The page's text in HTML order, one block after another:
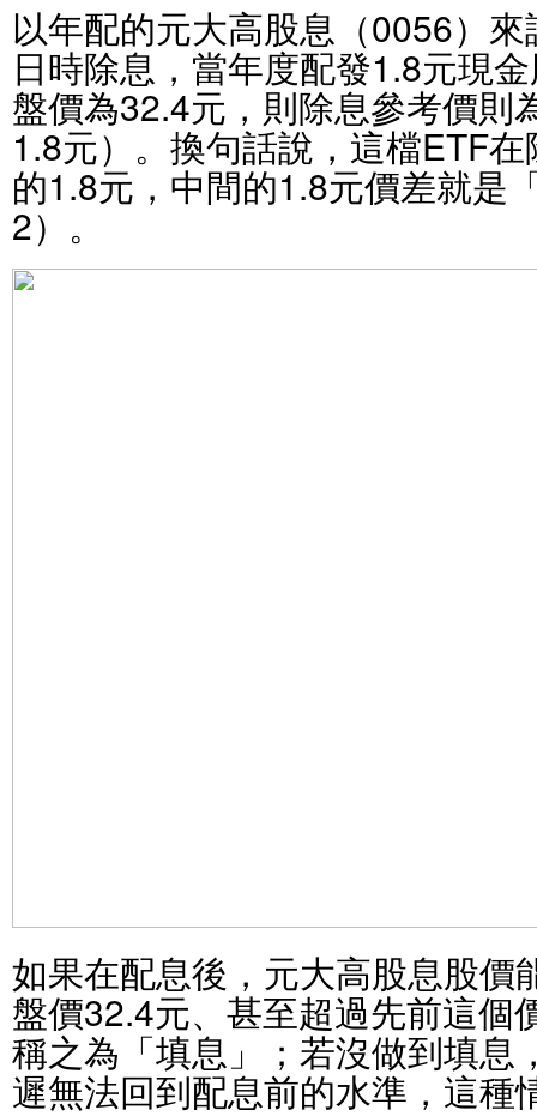
以年配的元大高股息（0056）
日時除息，當年度配發1.8元現
盤價為32.4元，則除息參考價則
1.8元）。換句話說，這檔ETF
的1.8元，中間的1.8元價差就是
2）。
如果在配息後，元大高股息股價
盤價32.4元、甚至超過先前這個
稱之為「填息」；若沒做到填息
遲無法回到配息前的水準，這種